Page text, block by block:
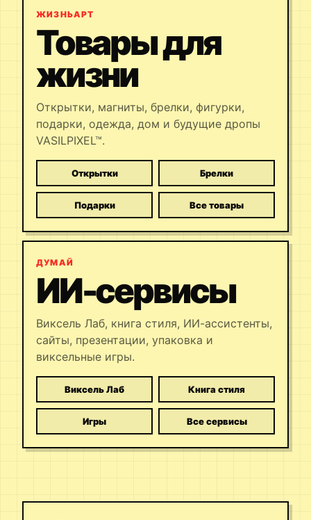
ЖИЗНЬАРТ
Товары для
жизни
Открытки, магниты, брелки, фигурки,
подарки, одежда, дом и будущие дропы
VASILPIXEL™.
Открытки Брелки
Подарки Все товары
ДУМАЙ
ИИ-сервисы
Виксель Лаб, книга стиля, ИИ-ассистенты,
сайты, презентации, упаковка и
виксельные игры.
Виксель Лаб Книга стиля
Игры Все сервисы